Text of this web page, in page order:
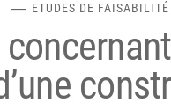
ETUDES DE FAISABILITÉ